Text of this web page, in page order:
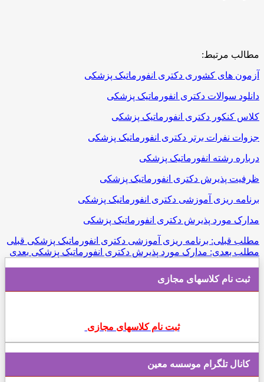
مطالب مرتبط:
آزمون های کشوری دکتری انفورماتیک پزشکی
دانلود سوالات دکتری انفورماتیک پزشکی
کلاس کنکور دکتری انفورماتیک پزشکی
جزوات نفرات برتر دکتری انفورماتیک پزشکی
درباره رشته انفورماتیک پزشکی
ظرفیت پذیرش دکتری انفورماتیک پزشکی
برنامه ریزی آموزشی دکتری انفورماتیک پزشکی
مدارک مورد پذیرش دکتری انفورماتیک پزشکی
مطلب قبلی: برنامه ریزی آموزشی دکتری انفورماتیک پزشکی قبلی
مطلب بعدی: مدارک مورد پذیرش دکتری انفورماتیک پزشکی بعدی
ثبت نام کلاسهای مجازی
ثبت نام کلاسهای مجازی
کانال تلگرام موسسه معین